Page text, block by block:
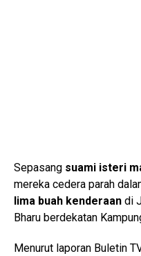
Sepasang suami isteri
mereka cedera parah
lima buah kenderaan di
Bharu berdekatan
Menurut laporan Buletin